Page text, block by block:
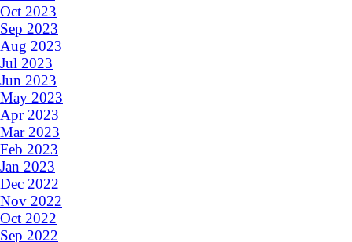
Oct 2023
Sep 2023
Aug 2023
Jul 2023
Jun 2023
May 2023
Apr 2023
Mar 2023
Feb 2023
Jan 2023
Dec 2022
Nov 2022
Oct 2022
Sep 2022